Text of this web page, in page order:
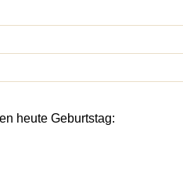
heute Geburtstag: